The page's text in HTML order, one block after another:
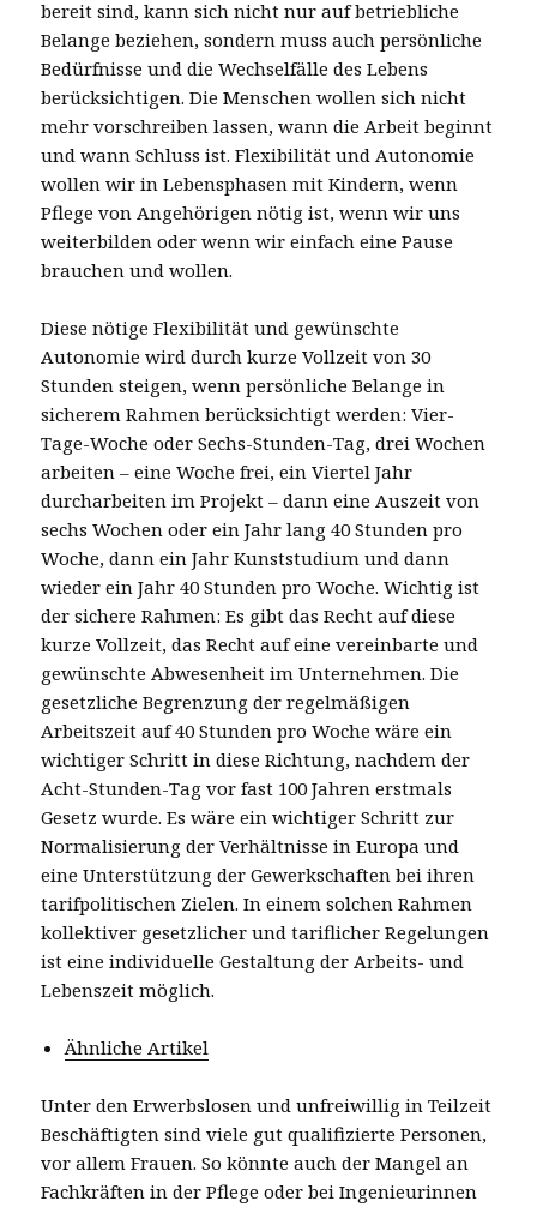
bereit sind, kann sich nicht nur auf betriebliche
Belange beziehen, sondern muss auch persönliche
Bedürfnisse und die Wechselfälle des Lebens
berücksichtigen. Die Menschen wollen sich nicht
mehr vorschreiben lassen, wann die Arbeit beginnt
und wann Schluss ist. Flexibilität und Autonomie
wollen wir in Lebensphasen mit Kindern, wenn
Pflege von Angehörigen nötig ist, wenn wir uns
weiterbilden oder wenn wir einfach eine Pause
brauchen und wollen.
Diese nötige Flexibilität und gewünschte
Autonomie wird durch kurze Vollzeit von 30
Stunden steigen, wenn persönliche Belange in
sicherem Rahmen berücksichtigt werden: Vier-
Tage-Woche oder Sechs-Stunden-Tag, drei Wochen
arbeiten – eine Woche frei, ein Viertel Jahr
durcharbeiten im Projekt – dann eine Auszeit von
sechs Wochen oder ein Jahr lang 40 Stunden pro
Woche, dann ein Jahr Kunststudium und dann
wieder ein Jahr 40 Stunden pro Woche. Wichtig ist
der sichere Rahmen: Es gibt das Recht auf diese
kurze Vollzeit, das Recht auf eine vereinbarte und
gewünschte Abwesenheit im Unternehmen. Die
gesetzliche Begrenzung der regelmäßigen
Arbeitszeit auf 40 Stunden pro Woche wäre ein
wichtiger Schritt in diese Richtung, nachdem der
Acht-Stunden-Tag vor fast 100 Jahren erstmals
Gesetz wurde. Es wäre ein wichtiger Schritt zur
Normalisierung der Verhältnisse in Europa und
eine Unterstützung der Gewerkschaften bei ihren
tarifpolitischen Zielen. In einem solchen Rahmen
kollektiver gesetzlicher und tariflicher Regelungen
ist eine individuelle Gestaltung der Arbeits- und
Lebenszeit möglich.
Ähnliche Artikel
Unter den Erwerbslosen und unfreiwillig in Teilzeit
Beschäftigten sind viele gut qualifizierte Personen,
vor allem Frauen. So könnte auch der Mangel an
Fachkräften in der Pflege oder bei Ingenieurinnen